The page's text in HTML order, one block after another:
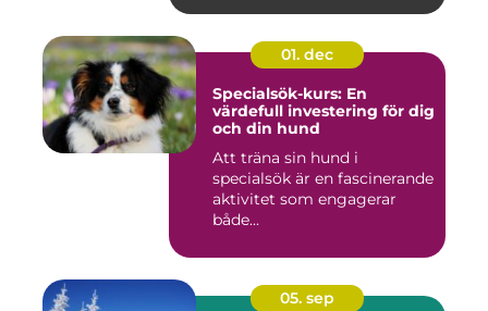
01. dec
Specialsök-kurs: En
värdefull investering för dig
och din hund
Att träna sin hund i
specialsök är en fascinerande
aktivitet som engagerar
både...
05. sep